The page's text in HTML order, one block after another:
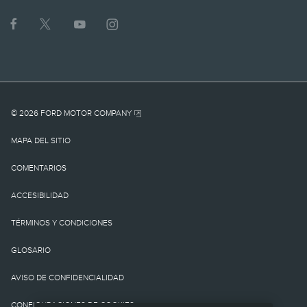
1.
cargo por
destino/entrega como
tampoco cargos o
impuestos
gubernamentales ni
cargos por
financiamiento, cargo de
procesamiento de la
© 2026 FORD MOTOR COMPANY
MAPA DEL SITIO
COMENTARIOS
ACCESIBILIDAD
TÉRMINOS Y CONDICIONES
GLOSARIO
AVISO DE CONFIDENCIALIDAD
CONFIGURACIONES DE COOKIES